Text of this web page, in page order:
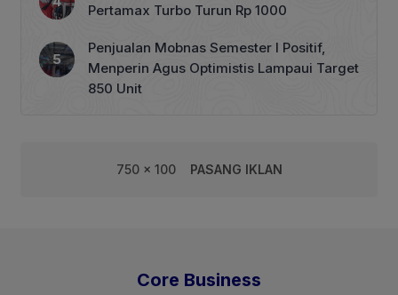
Pertamax Turbo Turun Rp 1000
Penjualan Mobnas Semester I Positif,
Menperin Agus Optimistis Lampaui Target
850 Unit
750 x 100 PASANG IKLAN
Core Business